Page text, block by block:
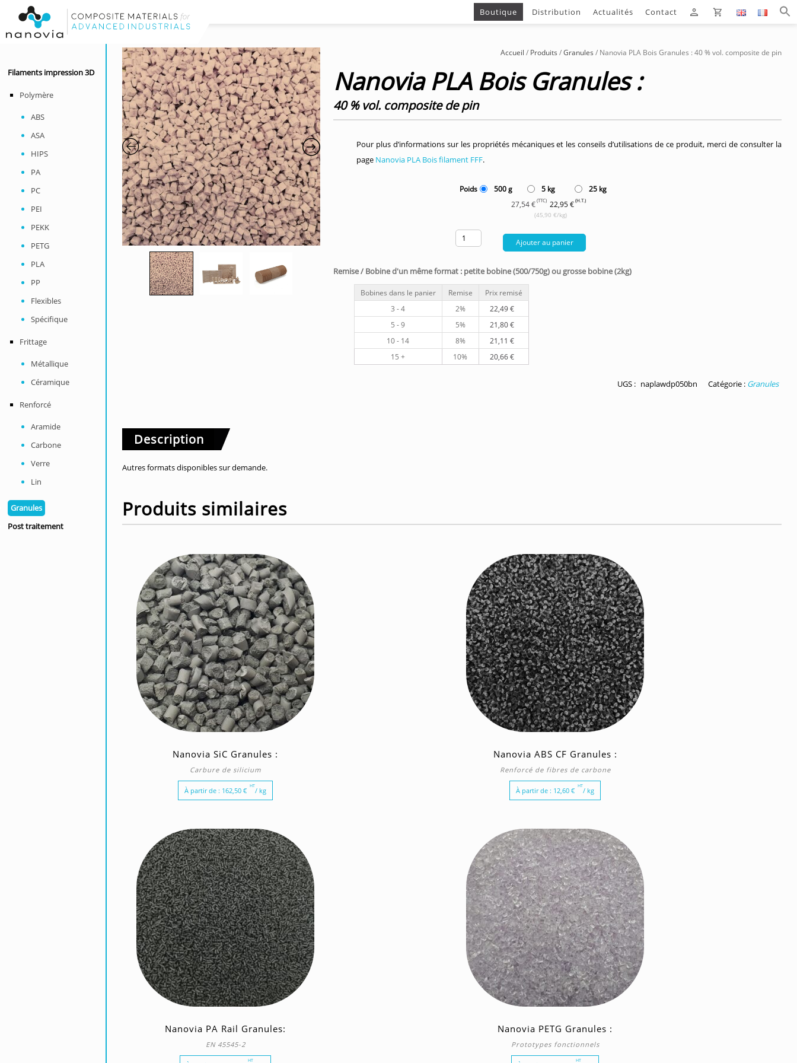
Boutique Distribution Actualités Contact
Accueil / Produits /Granules / Nanovia PLA Bois Granules : 40 % vol. composite de pin
Filaments impression 3D
Polymère
ABS
ASA
HIPS
PA
PC
PEI
PEKK
PETG
PLA
PP
Flexibles
Spécifique
Frittage
Métallique
Céramique
Renforcé
Aramide
Carbone
Verre
Lin
Granules
Post traitement
Nanovia PLA Bois Granules :
40 % vol. composite de pin
Pour plus d’informations sur les propriétés mécaniques et les conseils d’utilisations de ce produit, merci de consulter la
page Nanovia PLA Bois filament FFF.
Poids 500 g 5 kg
25 kg
27,54 € (TTC) 22,95 € (H.T.)
(45,90 €/kg)
Ajouter au panier
Remise / Bobine d'un même format : petite bobine (500/750g) ou grosse bobine (2kg)
Bobines dans le panier Remise
Prix remisé
3 - 4
2% 22,49€
5 - 9
5% 21,80€
10 - 14
8% 21,11€
15 +
10% 20,66€
UGS : naplawdp050bn Catégorie : Granules
Description
Autres formats disponibles sur demande.
Produits similaires
Nanovia SiC Granules :
Carbure de silicium
À partir de : 162,50 €
HT
/ kg
Nanovia ABS CF Granules :
Renforcé de fibres de carbone
À partir de : 12,60 €
HT
/ kg
Nanovia PA Rail Granules:
EN 45545-2
HT
Nanovia PETG Granules :
Prototypes fonctionnels
HT